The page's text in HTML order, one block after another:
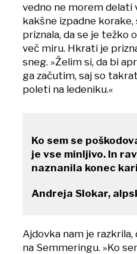
vedno ne morem delati
kakšne izpadne
priznala, da se je težko
več miru. Hkrati je
sneg. »Želim si, da bi
ga začutim, saj so
poleti na ledeniku.«
Ko sem se
je vse minljivo. In
naznanila konec
Andreja Slokar,
Ajdovka nam je
na Semmeringu. »Ko